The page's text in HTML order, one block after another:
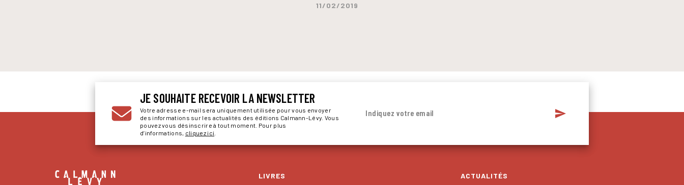
11/02/2019
JE SOUHAITE RECEVOIR LA NEWSLETTER
Votre adresse e-mail sera uniquement utilisée pour vous envoyer
des informations sur les actualités des éditions Calmann-Lévy. Vous
pouvez vous désinscrire à tout moment. Pour plus
d’informations, cliquez ici
Indiquez votre email send
LIVRES ACTUALITÉS